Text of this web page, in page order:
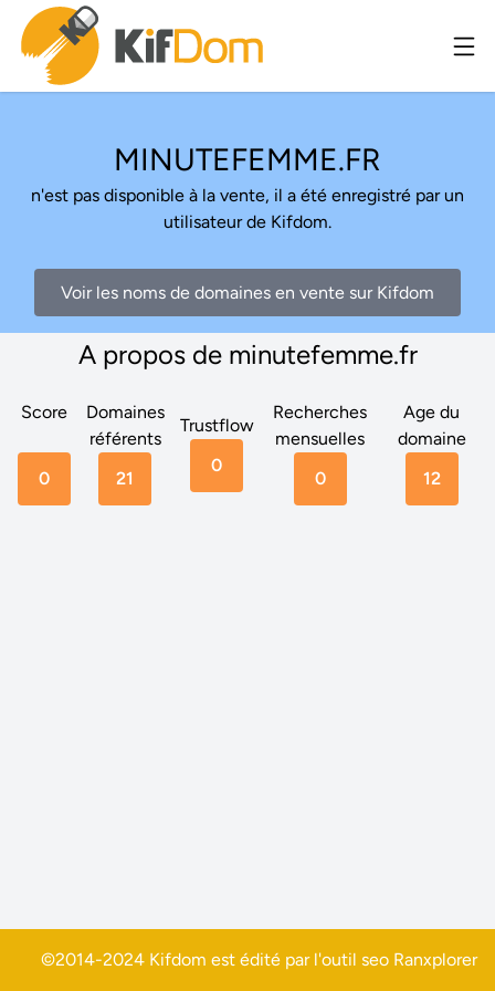
MINUTEFEMME.FR
n'est pas disponible à la vente, il a été enregistré par un
utilisateur de Kifdom.
Voir les noms de domaines en vente sur Kifdom
A propos de minutefemme.fr
Score
0
Domaines
référents
21
Trustflow
0
Recherches
mensuelles
0
Age du
domaine
12
©2014-2024 Kifdom est édité par l'outil seo Ranxplorer